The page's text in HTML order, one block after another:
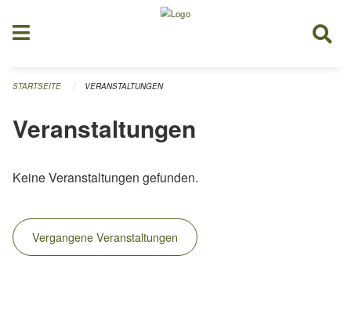
STARTSEITE VERANSTALTUNGEN
Veranstaltungen
Keine Veranstaltungen gefunden.
Vergangene Veranstaltungen